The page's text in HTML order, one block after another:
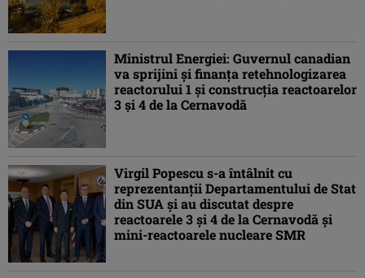
Ministrul Energiei: Guvernul canadian
va sprijini şi finanţa retehnologizarea
reactorului 1 şi construcţia reactoarelor
3 şi 4 de la Cernavodă
Virgil Popescu s-a întâlnit cu
reprezentanţii Departamentului de Stat
din SUA şi au discutat despre
reactoarele 3 şi 4 de la Cernavodă şi
mini-reactoarele nucleare SMR